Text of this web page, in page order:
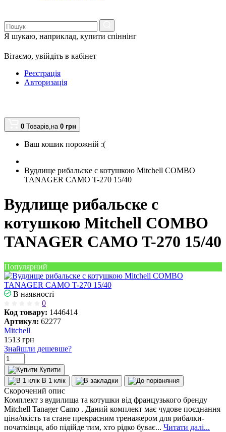
Я шукаю, наприклад, купити спіннінг
Вітаємо, увійдіть в кабінет
Реєстрація
Авторизація
0 Товарів,на 0 грн
Ваш кошик порожній :(
Вудлище рибальске с котушкою Mitchell COMBO
TANAGER CAMO T-270 15/40
Вудлище рибальске с
котушкою Mitchell COMBO
TANAGER CAMO T-270 15/40
Популярний
В наявності
0
Код товару: 1446414
Артикул: 62277
Mitchell
1513 грн
Знайшли дешевше?
Купити
В 1 клік
Скорочений опис
Комплект з вудилища та котушки від французького бренду
Mitchell Tanager Camo . Даний комплект має чудове поєднання
ціна/якість та стане прекрасним тренажером для рибалки-
початківця, або підійде тим, хто рідко буває... Читати далі...